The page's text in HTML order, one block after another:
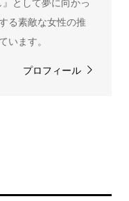
として夢に向かっ
る素敵な女性の推
います。
プロフィール